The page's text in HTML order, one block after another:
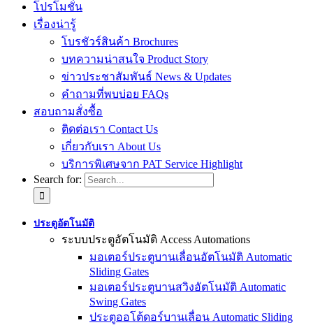
โปรโมชั่น
เรื่องน่ารู้
โบรชัวร์สินค้า Brochures
บทความน่าสนใจ Product Story
ข่าวประชาสัมพันธ์ News & Updates
คำถามที่พบบ่อย FAQs
สอบถามสั่งซื้อ
ติดต่อเรา Contact Us
เกี่ยวกับเรา About Us
บริการพิเศษจาก PAT Service Highlight
Search for:
ประตูอัตโนมัติ
ระบบประตูอัตโนมัติ Access Automations
มอเตอร์ประตูบานเลื่อนอัตโนมัติ Automatic
Sliding Gates
มอเตอร์ประตูบานสวิงอัตโนมัติ Automatic
Swing Gates
ประตูออโต้ดอร์บานเลื่อน Automatic Sliding